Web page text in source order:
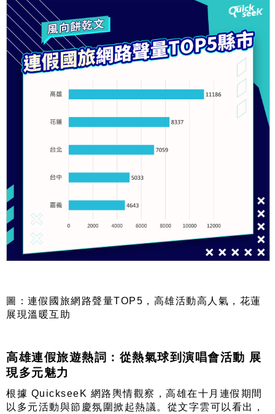
圖：連假國旅網路聲量TOP5，高雄活動高人氣，花蓮
展現溫暖互助
高雄連假旅遊熱詞：從熱氣球到演唱會活動 展
現多元魅力
根據 QuickseeK 網路輿情觀察，高雄在十月連假期間
以多元活動與節慶氛圍掀起熱議。從文字雲可以看出，